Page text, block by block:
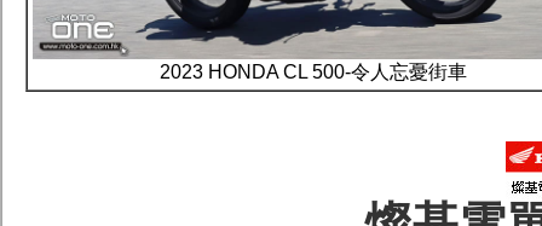
2023 HONDA CL 500-令人忘憂街車